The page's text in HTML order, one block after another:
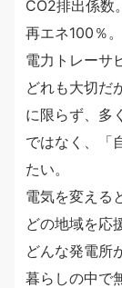
CO2排出係数。
再エネ100％。
電力トレーサ
どれも大切だ
に限らず、多
ではなく、「
たい。
電気を変える
どの地域を応
どんな発電所
暮らしの中で